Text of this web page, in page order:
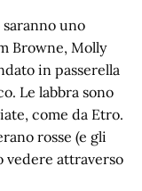
uno
Browne, Molly
in passerella
Le labbra sono
come da Etro.
rosse (e gli
vedere attraverso